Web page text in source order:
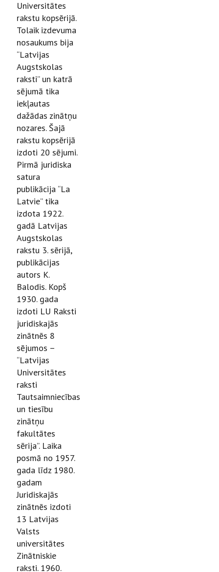
Universitātes
rakstu kopsērijā.
Tolaik izdevuma
nosaukums bija
“Latvijas
Augstskolas
raksti” un katrā
sējumā tika
iekļautas
dažādas zinātņu
nozares. Šajā
rakstu kopsērijā
izdoti 20 sējumi.
Pirmā juridiska
satura
publikācija “La
Latvie” tika
izdota 1922.
gadā Latvijas
Augstskolas
rakstu 3. sērijā,
publikācijas
autors K.
Balodis. Kopš
1930. gada
izdoti LU Raksti
juridiskajās
zinātnēs 8
sējumos –
“Latvijas
Universitātes
raksti
Tautsaimniecības
un tiesību
zinātņu
fakultātes
sērija”. Laika
posmā no 1957.
gada līdz 1980.
gadam
Juridiskajās
zinātnēs izdoti
13 Latvijas
Valsts
universitātes
Zinātniskie
raksti. 1960.